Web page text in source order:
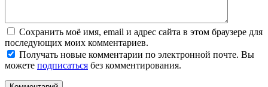
Сохранить моё имя, email и адрес сайта в этом браузере для
последующих моих комментариев.
Получать новые комментарии по электронной почте. Вы
можете подписаться без комментирования.